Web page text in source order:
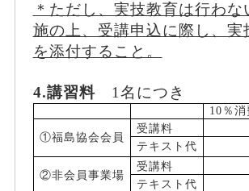
＊ただし、実技教育は行わ
施の上、受講申込に際し、
を添付すること。
4.講習料 1名につき
10％
①福島協会会員
受講料
テキスト代
②非会員事業場
受講料
テキスト代